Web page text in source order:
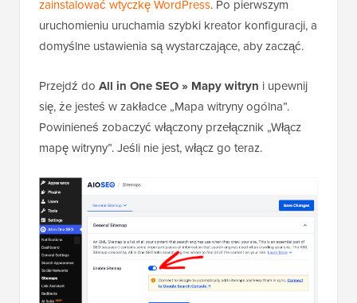
zainstalować wtyczkę WordPress. Po pierwszym
uruchomieniu uruchamia szybki kreator konfiguracji, a
domyślne ustawienia są wystarczające, aby zacząć.
Przejdź do All in One SEO » Mapy witryn i upewnij
się, że jesteś w zakładce „Mapa witryny ogólna”.
Powinieneś zobaczyć włączony przełącznik „Włącz
mapę witryny”. Jeśli nie jest, włącz go teraz.